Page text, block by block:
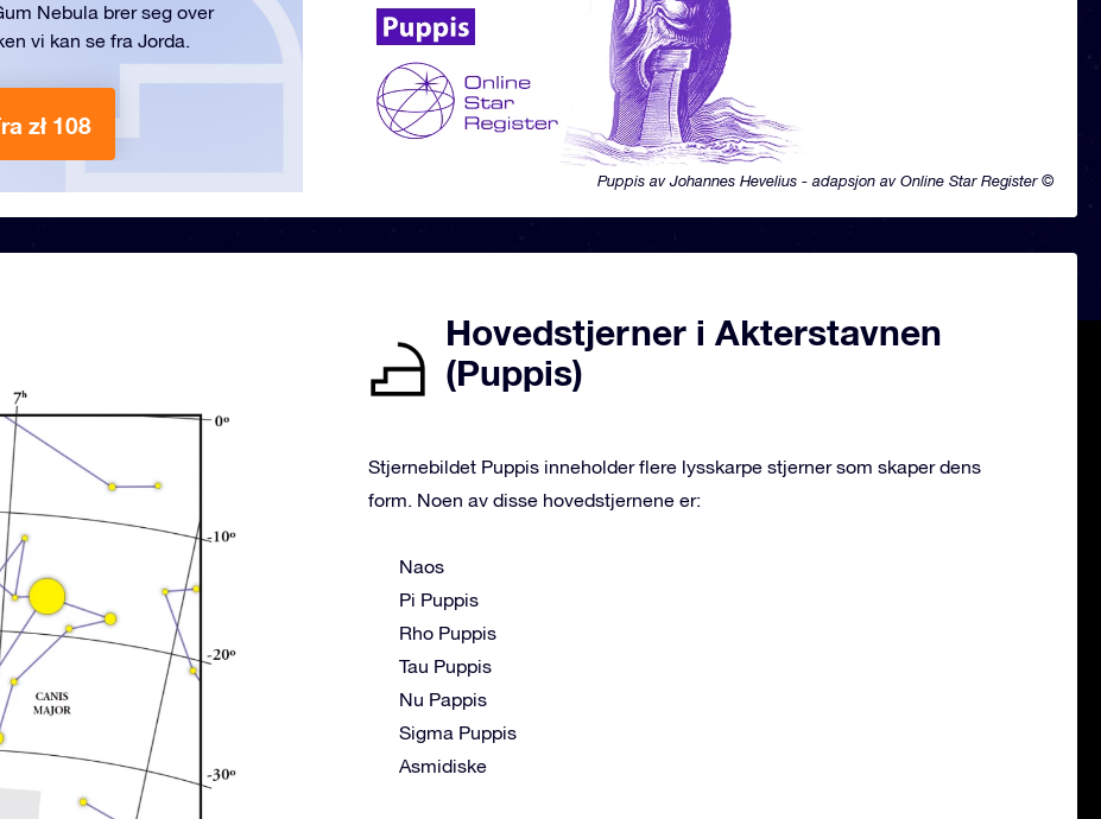
Puppis av Johannes Hevelius - adapsjon av Online Star Register ©
Nebula brer seg over
vi kan se fra Jorda.
zł 108
Hovedstjerner i Akterstavnen
(Puppis)
Stjernebildet Puppis inneholder flere lysskarpe stjerner som skaper dens
form. Noen av disse hovedstjernene er:
Naos
Pi Puppis
Rho Puppis
Tau Puppis
Nu Pappis
Sigma Puppis
Asmidiske